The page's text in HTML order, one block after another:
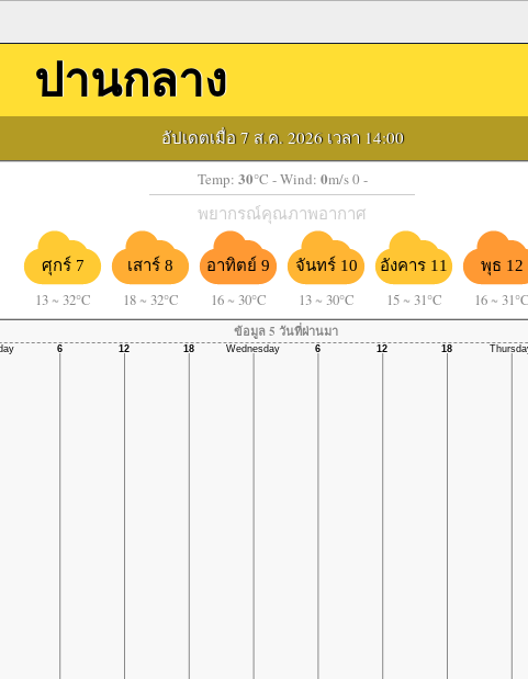
ปานกลาง
อัปเดตเมื่อ 7 ส.ค. 2026 เวลา 14:00
Temp: 30°C - Wind: 0m/s 0 -
พยากรณ์คุณภาพอากาศ
ศุกร์ 7
13 ~ 32°C
เสาร์ 8
18 ~ 32°C
อาทิตย์ 9
16 ~ 30°C
จันทร์ 10
13 ~ 30°C
อังคาร 11
15 ~ 31°C
พุธ 12
16 ~
ข้อมูล 5 วันที่ผ่านมา